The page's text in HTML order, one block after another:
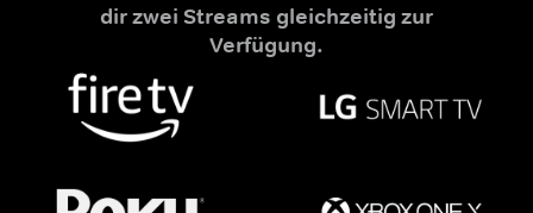
dir zwei Streams gleichzeitig zur
Verfügung.